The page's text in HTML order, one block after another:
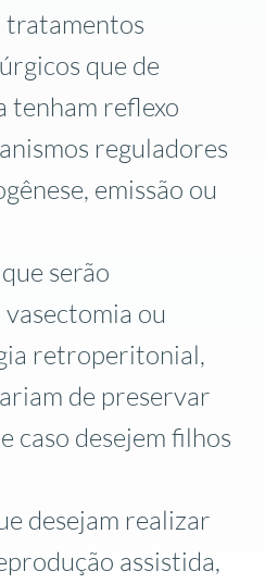
tratamentos
que de
tenham reflexo
reguladores
emissão ou
serão
ou
retroperitonial,
de preservar
caso desejem filhos
desejam realizar
assistida,